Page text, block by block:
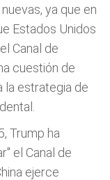
ya que en
Estados Unidos
Canal de
cuestión de
la estrategia de
Trump ha
el Canal de
ejerce